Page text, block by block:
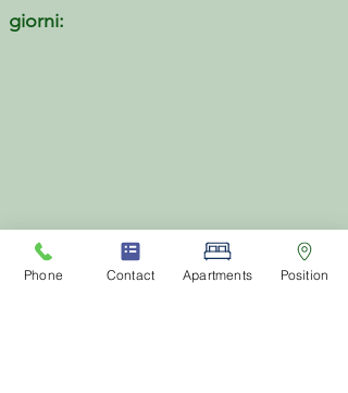
giorni:
Phone Contact Apartments Position